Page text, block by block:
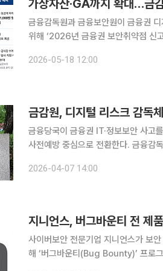
가상자산·GA까지 확대…금
금융감독원과 금융보안원이 금융권
위해 ‘2026년 금융권 보안취약점 신고
에서 신규 보안 취약점을 발견·신고
2026-05-18 12:00
금감원, 디지털 리스크 감독
금융당국이 금융권 IT·정보보안 사고
사전예방 중심으로 전환한다. 금융감독원은 7일 국회와 금융협회, 금융보안원, 국내외 보안업계 관
의했다. 최근 금융권에서 침해사고와
2026-04-07 14:00
지니언스, 버그바운티 전 제
사이버보안 전문기업 지니언스가 보
해 ‘버그바운티(Bug Bounty)’ 프로그